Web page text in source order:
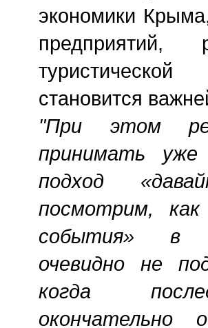
экономики
становится
"При этом
принимать уже
подход
посмотрим, как
события» в
очевидно не
когда
окончательно